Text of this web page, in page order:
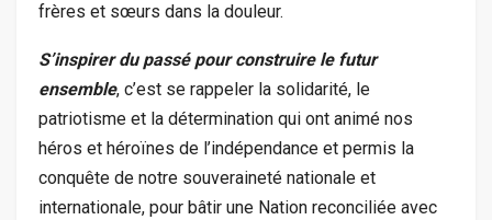
frères et sœurs dans la douleur.
S’inspirer du passé pour construire le futur
ensemble, c’est se rappeler la solidarité, le
patriotisme et la détermination qui ont animé nos
héros et héroïnes de l’indépendance et permis la
conquête de notre souveraineté nationale et
internationale, pour bâtir une Nation reconciliée avec